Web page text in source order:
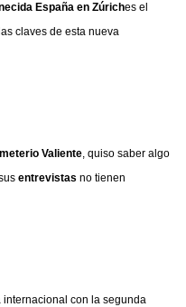
España en Zúriches el
claves de esta nueva
Valiente, quiso saber algo
entrevistas no tienen
internacional con la segunda